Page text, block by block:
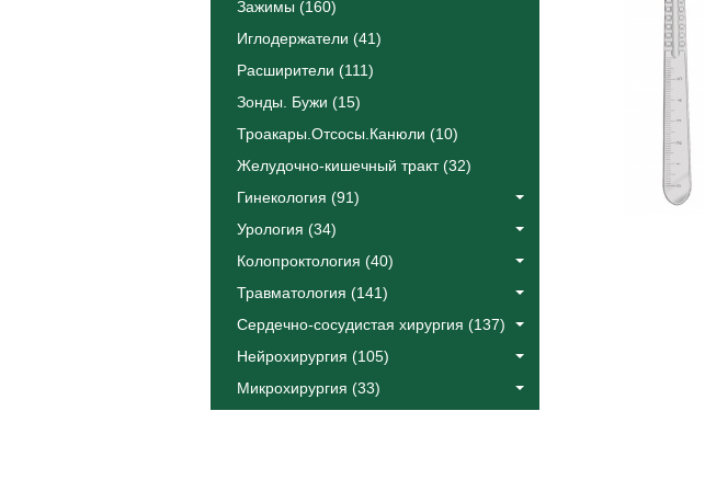
Зажимы (160)
Иглодержатели (41)
Расширители (111)
Зонды. Бужи (15)
Троакары.Отсосы.Канюли (10)
Желудочно-кишечный тракт (32)
Гинекология (91)
Урология (34)
Колопроктология (40)
Травматология (141)
Сердечно-сосудистая хирургия (137)
Нейрохирургия (105)
Микрохирургия (33)